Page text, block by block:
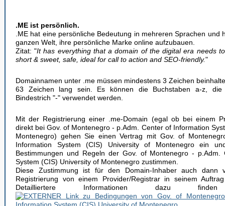
.ME ist persönlich.
.ME hat eine persönliche Bedeutung in mehreren Sprachen und
ganzen Welt, ihre persönliche Marke online aufzubauen.
Zitat: "It has everything that a domain of the digital era needs
short & sweet, safe, ideal for call to action and SEO-friendly."
Domainnamen unter .me müssen mindestens 3 Zeichen
63 Zeichen lang sein. Es können die Buchstaben a-z,
Bindestrich "-" verwendet werden.
Mit der Registrierung einer .me-Domain (egal ob bei einem
direkt bei Gov. of Montenegro - p.Adm. Center of Information
Montenegro) gehen Sie einen Vertrag mit Gov. of
Information System (CIS) University of Montenegro ein
Bestimmungen und Regeln der Gov. of Montenegro - p.Adm.
System (CIS) University of Montenegro zustimmen.
Diese Zustimmung ist für den Domain-Inhaber auch dann
Registrierung von einem Provider/Registrar in seinem
Detailliertere Informationen dazu